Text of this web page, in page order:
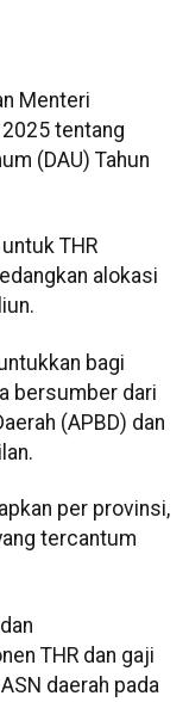
Menteri
tentang
(DAU) Tahun
THR
alokasi
bagi
bersumber dari
(APBD) dan
per provinsi,
tercantum
THR dan gaji
daerah pada